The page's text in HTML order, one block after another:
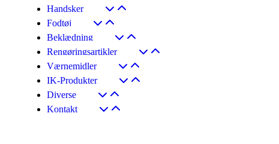
Handsker
Fodtøj
Beklædning
Rengøringsartikler
Værnemidler
IK-Produkter
Diverse
Kontakt